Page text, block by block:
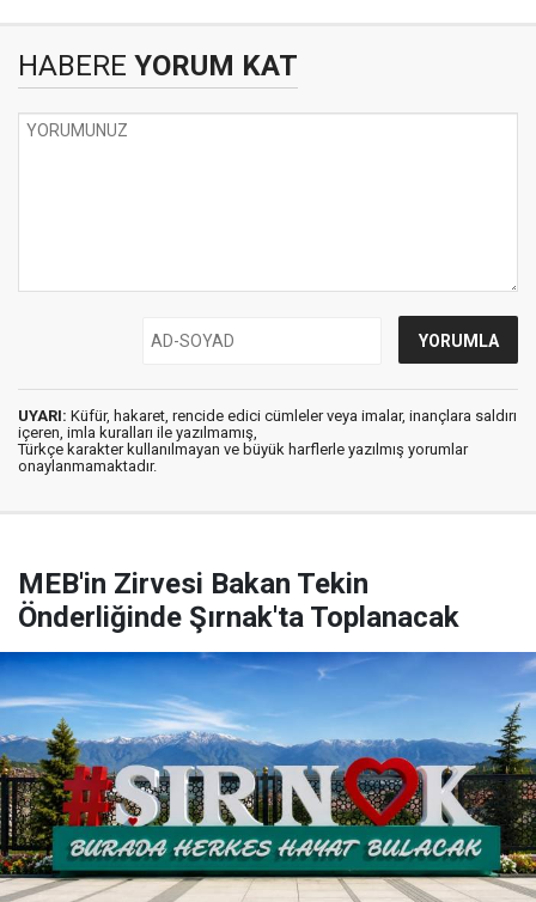
HABERE YORUM KAT
UYARI: Küfür, hakaret, rencide edici cümleler veya imalar, inançlara saldırı
içeren, imla kuralları ile yazılmamış,
Türkçe karakter kullanılmayan ve büyük harflerle yazılmış yorumlar
onaylanmamaktadır.
MEB'in Zirvesi Bakan Tekin
Önderliğinde Şırnak'ta Toplanacak